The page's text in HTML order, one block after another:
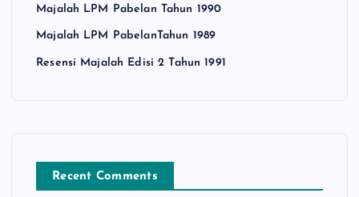
Majalah LPM Pabelan Tahun 1990
Majalah LPM PabelanTahun 1989
Resensi Majalah Edisi 2 Tahun 1991
Recent Comments